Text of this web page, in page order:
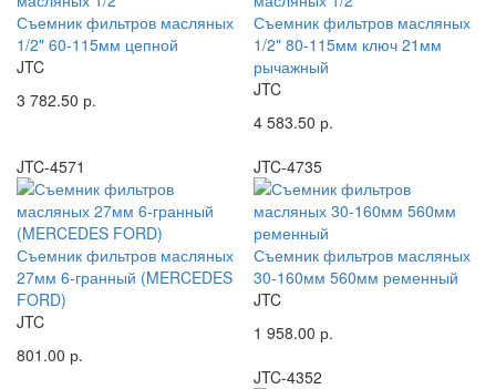
Съемник фильтров масляных
1/2" 60-115мм цепной
JTC
3 782.50 р.
Съемник фильтров масляных
1/2" 80-115мм ключ 21мм
рычажный
JTC
4 583.50 р.
JTC-4571
Съемник фильтров масляных
27мм 6-гранный (MERCEDES
FORD)
JTC
801.00 р.
JTC-4735
Съемник фильтров масляных
30-160мм 560мм ременный
JTC
1 958.00 р.
JTC-4352